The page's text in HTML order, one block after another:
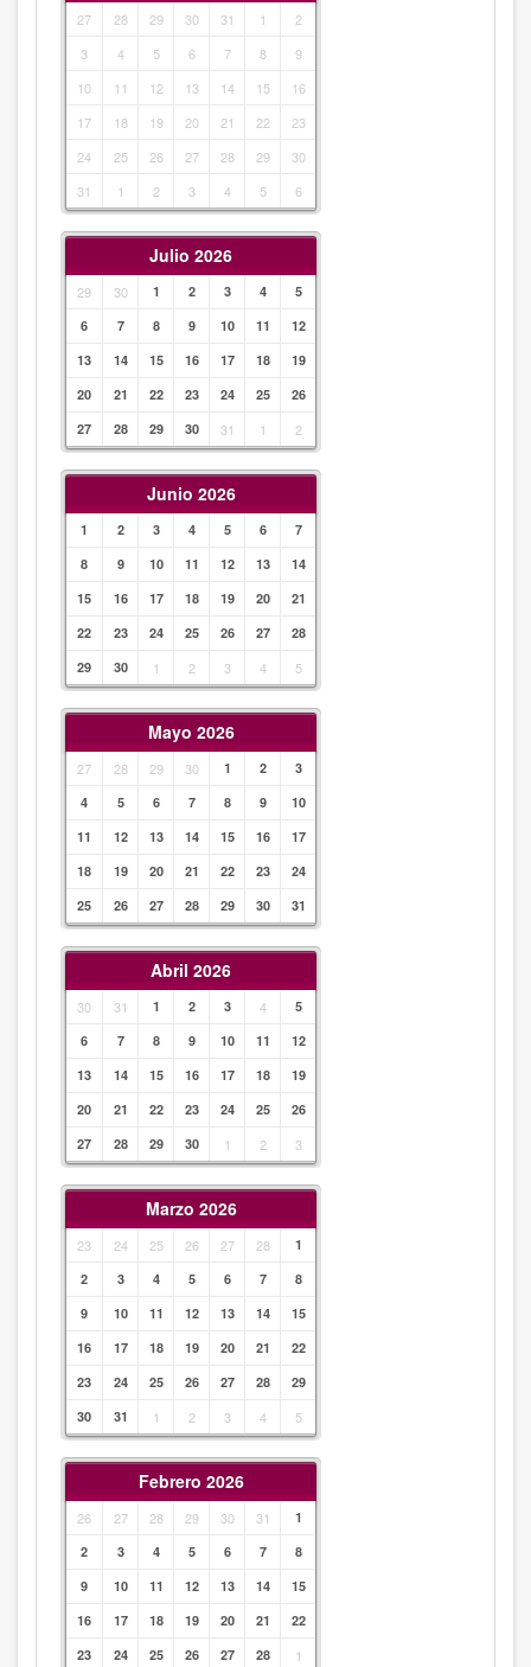
27 28 29 30 31 1
2
3
4 5 6 7 8
9
10
11 12 13 14 15
16
17
18 19 20 21 22
23
24
25 26 27 28 29
30
31
1 2 3 4 5 6
Julio 2026
29 30 1 2 3 4
5
6
7 8 9 10 11
12
13
14 15 16 17 18
19
20
21 22 23 24 25
26
27
28 29 30 31 1 2
Junio 2026
1 2 3 4 5 6
7
8
9 10 11 12 13
14
15
16 17 18 19 20
21
22
23 24 25 26 27
28
29
30 1 2 3 4 5
Mayo 2026
27 28 29 30 1 2
3
4
5 6 7 8 9
10
11
12 13 14 15 16
17
18
19 20 21 22 23
24
25
26 27 28 29 30 31
Abril 2026
30 31 1 2 3 4
5
6
7 8 9 10 11
12
13
14 15 16 17 18
19
20
21 22 23 24 25
26
27
28 29 30 1 2 3
Marzo 2026
23 24 25 26 27 28
1
2
3 4 5 6 7
8
9
10 11 12 13 14
15
16
17 18 19 20 21
22
23
24 25 26 27 28
29
30
31 1 2 3 4 5
Febrero 2026
26 27 28 29 30 31
1
2
3 4 5 6 7
8
9
10 11 12 13 14
15
16
17 18 19 20 21
22
23
24 25 26 27 28 1